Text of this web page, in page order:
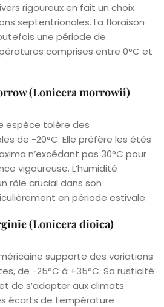
rigoureux en fait un choix
septentrionales. La floraison
une période de
comprises entre 0°C et
(Lonicera morrowii)
espèce tolère des
de -20°C. Elle préfère les étés
n’excédant pas 30°C pour
vigoureuse. L’humidité
rôle crucial dans son
en période estivale.
(Lonicera dioica)
supporte des variations
de -25°C à +35°C. Sa rusticité
de s’adapter aux climats
écarts de température